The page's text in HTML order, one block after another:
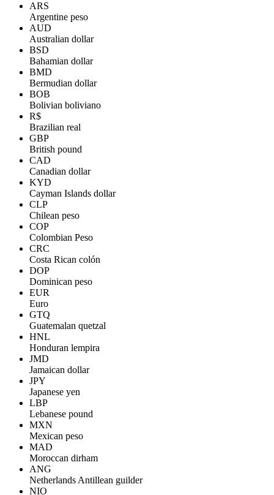
ARS
Argentine peso
AUD
Australian dollar
BSD
Bahamian dollar
BMD
Bermudian dollar
BOB
Bolivian boliviano
R$
Brazilian real
GBP
British pound
CAD
Canadian dollar
KYD
Cayman Islands dollar
CLP
Chilean peso
COP
Colombian Peso
CRC
Costa Rican colón
DOP
Dominican peso
EUR
Euro
GTQ
Guatemalan quetzal
HNL
Honduran lempira
JMD
Jamaican dollar
JPY
Japanese yen
LBP
Lebanese pound
MXN
Mexican peso
MAD
Moroccan dirham
ANG
Netherlands Antillean guilder
NIO